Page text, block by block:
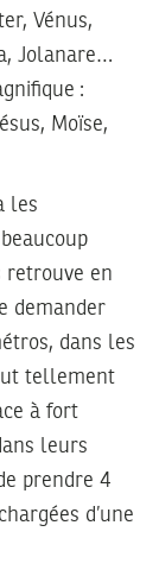
Vénus,
Jolanare…
:
Moïse,
les
retrouve en
demander
dans les
tellement
à fort
leurs
prendre 4
d’une